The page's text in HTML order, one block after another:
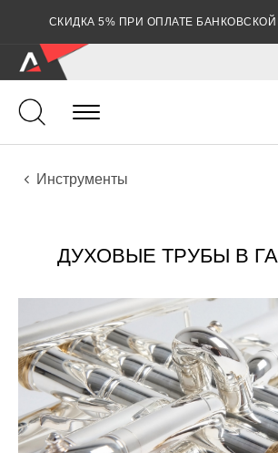
СКИДКА 5% ПРИ ОПЛАТЕ БАНКОВСКОЙ
Духовые
Медные
Инструменты
ДУХОВЫЕ ТРУБЫ В